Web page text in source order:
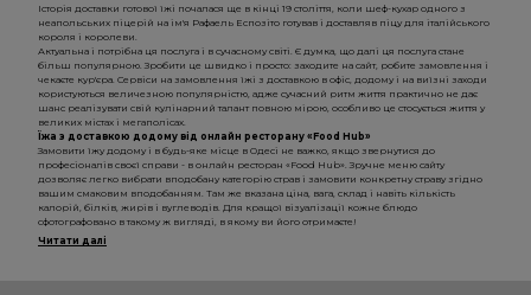
Історія доставки готової їжі почалася ще в кінці 19 століття, коли шеф-кухар одного з
неапольських піцерій на ім'я Рафаель Еспозіто готував і доставляв піцу для італійського
короля і королеви.
Актуальна і потрібна ця послуга і в сучасному світі. Є думка, що далі ця послуга стане
більш популярною. Зробити це швидко і просто: заходите на сайт, робите замовлення і
чекаєте кур'єра. Сервіси на замовлення їжі з доставкою в офіс, додому і на виїзні заходи
користуються величезною популярністю, адже сучасний ритм життя практично не дає
шанс реалізувати свій кулінарний талант повною мірою, особливо це стосується життя у
великих містах і мегаполісах.
Їжа з доставкою додому від онлайн ресторану «Food Hub»
Замовити їжу додому і в будь-яке місце в Одесі не важко, якщо звернутися до
професіоналів своєї справи - в онлайн ресторан «Food Hub». Зручне меню сайту
дозволяє легко вибрати вподобану категорію страв і замовити конкретну страву згідно
вашим смаковим вподобанням. Там же вказана ціна, вага, склад і навіть кількість
калорій, білків, жирів і вуглеводів. Для кращої візуалізації кожне блюдо
сфотографовано в такому ж вигляді, в якому ви його отримаєте!
Читати далі